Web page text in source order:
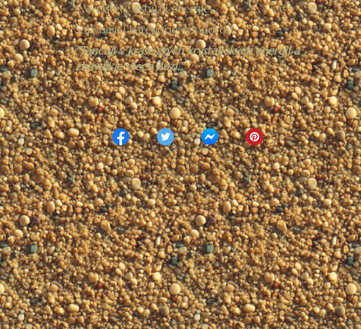
- Vyčistěte ostatní energie.
Související kategorie: Moudrost
"Tancuji v kráse svých krystalických energií a
zbavuji je všech iluzí."